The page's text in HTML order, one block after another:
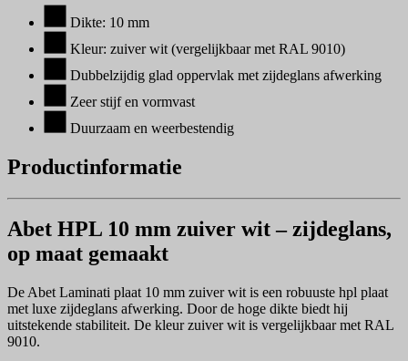
Dikte: 10 mm
Kleur: zuiver wit (vergelijkbaar met RAL 9010)
Dubbelzijdig glad oppervlak met zijdeglans afwerking
Zeer stijf en vormvast
Duurzaam en weerbestendig
Productinformatie
Abet HPL 10 mm zuiver wit – zijdeglans,
op maat gemaakt
De Abet Laminati plaat 10 mm zuiver wit is een robuuste hpl plaat
met luxe zijdeglans afwerking. Door de hoge dikte biedt hij
uitstekende stabiliteit. De kleur zuiver wit is vergelijkbaar met RAL
9010.